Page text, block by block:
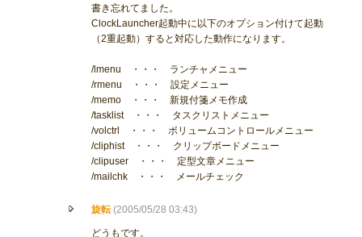
書き忘れてました。
ClockLauncher起動中に以下のオプション付けて起動
（2重起動）すると対応した動作になります。
/lmenu ・・・ ランチャメニュー
/rmenu ・・・ 設定メニュー
/memo ・・・ 新規付箋メモ作成
/tasklist ・・・ タスクリストメニュー
/volctrl ・・・ ボリュームコントロールメニュー
/cliphist ・・・ クリップボードメニュー
/clipuser ・・・ 定型文章メニュー
/mailchk ・・・ メールチェック
旋転 (2005/05/28 03:43)
どうもです。